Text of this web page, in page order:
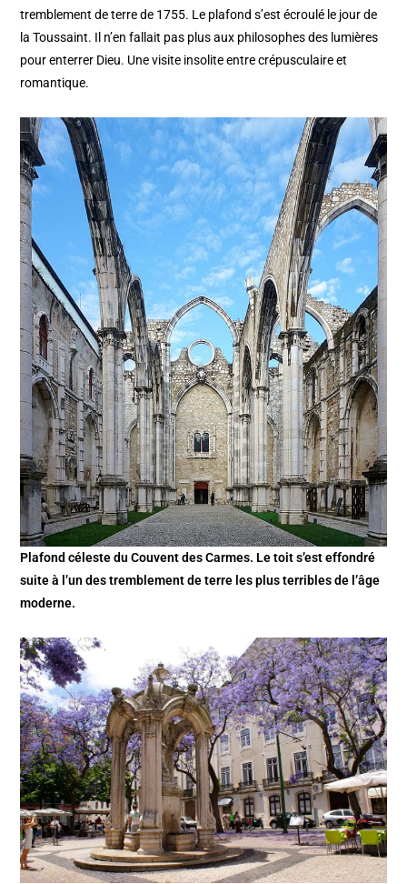
tremblement de terre de 1755. Le plafond s’est écroulé le jour de
la Toussaint. Il n’en fallait pas plus aux philosophes des lumières
pour enterrer Dieu. Une visite insolite entre crépusculaire et
romantique.
Plafond céleste du Couvent des Carmes. Le toit s’est effondré
suite à l’un des tremblement de terre les plus terribles de l’âge
moderne.